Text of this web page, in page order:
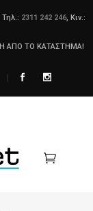
Τηλ.: 2311 242 246, Κιν.:
ΑΠΟ ΤΟ ΚΑΤΑΣΤΗΜΑ!